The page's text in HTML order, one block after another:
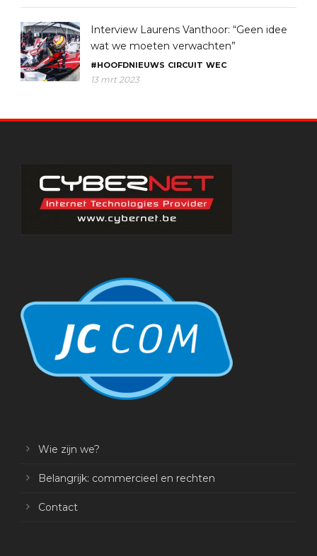
Interview Laurens Vanthoor: “Geen idee
wat we moeten verwachten”
#HOOFDNIEUWS CIRCUIT WEC
13 mrt 2023
Wie zijn we?
Belangrijk: commercieel en rechten
Contact